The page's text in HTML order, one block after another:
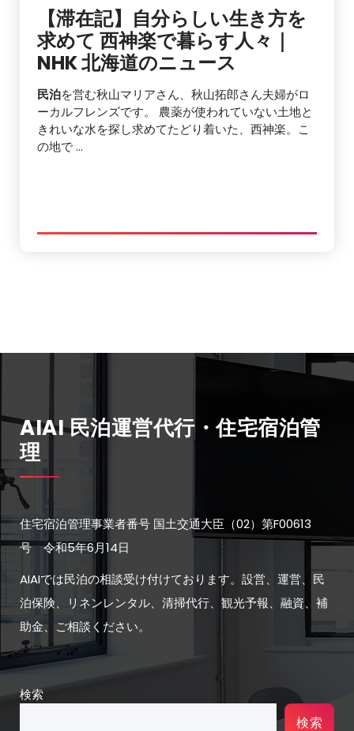
【滞在記】自分らしい生き方を
求めて 西神楽で暮らす人々｜
NHK 北海道のニュース
民泊を営む秋山マリアさん、秋山拓郎さん夫婦がロ
ーカルフレンズです。 農薬が使われていない土地と
きれいな水を探し求めてたどり着いた、西神楽。こ
の地で …
AIAI 民泊運営代行・住宅宿泊管
理
住宅宿泊管理事業者番号 国土交通大臣（02）第F00613
号 令和5年6月14日
AIAIでは民泊の相談受け付けております。設営、運営、民
泊保険、リネンレンタル、清掃代行、観光予報、融資、補
助金、ご相談ください。
検索
検索